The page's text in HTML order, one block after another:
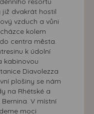
již dvakrát hostil
vzduch a vůni
kolem
centra města.
k údolní
kabinovou
Diavolezza
plošiny se nám
na Rhétské a
V místní
moci